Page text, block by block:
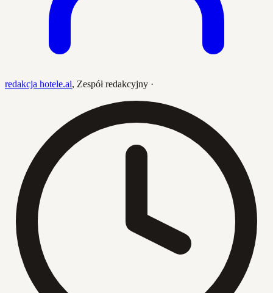
redakcja hotele.ai, Zespół redakcyjny ·